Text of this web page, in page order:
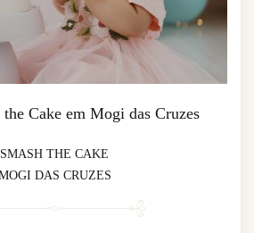
the Cake em Mogi das Cruzes
SMASH THE CAKE
DAS CRUZES